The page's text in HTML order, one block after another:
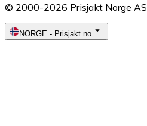
© 2000-2026 Prisjakt Norge AS
NORGE - Prisjakt.no